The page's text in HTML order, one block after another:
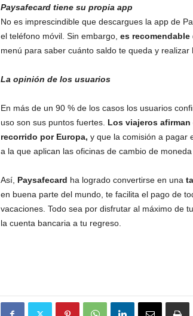
Paysafecard tiene su propia app
No es imprescindible que descargues la app de
el teléfono móvil. Sin embargo, es recomendable
menú para saber cuánto saldo te queda y realizar
La opinión de los usuarios
En más de un 90 % de los casos los usuarios
uso son sus puntos fuertes. Los viajeros
recorrido por Europa, y que la comisión a pagar
a la que aplican las oficinas de cambio de
Así, Paysafecard ha logrado convertirse en una
en buena parte del mundo, te facilita el pago de
vacaciones. Todo sea por disfrutar al máximo de
la cuenta bancaria a tu regreso.